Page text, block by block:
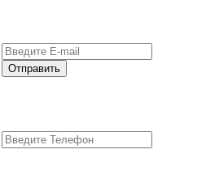
Отправить